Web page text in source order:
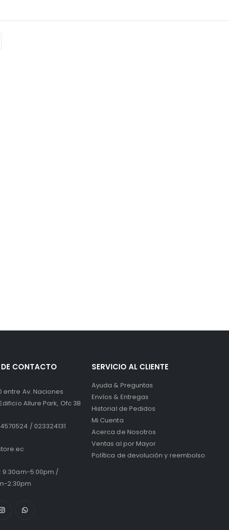
CONTACTO
entre Av. Naciones
Allure Park, Ofc 3B
/ 023324131
9:30am-5:00pm /
2:30pm
SERVICIO AL CLIENTE
Ayuda & Preguntas
Envíos & Entregas
Historial de Pedidos
Mi Cuenta
Acerca de Nosotros
Ventas al por Mayor
Política de devolución y reembolso